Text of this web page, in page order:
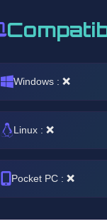
Windows : ❌
Linux : ❌
Pocket PC : ❌